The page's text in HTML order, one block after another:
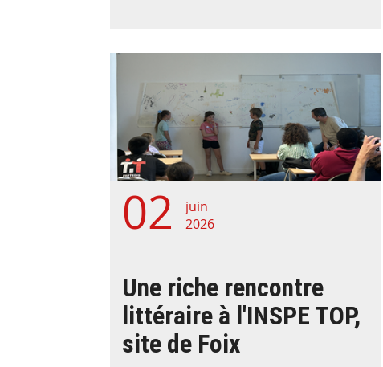
02
juin
2026
Une riche rencontre
littéraire à l'INSPE TOP,
site de Foix